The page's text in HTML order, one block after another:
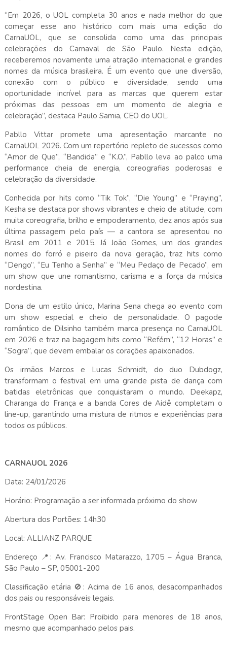
“Em 2026, o UOL completa 30 anos e nada melhor do que
começar esse ano histórico com mais uma edição do
CarnaUOL, que se consolida como uma das principais
celebrações do Carnaval de São Paulo. Nesta edição,
receberemos novamente uma atração internacional e grandes
nomes da música brasileira. É um evento que une diversão,
conexão com o público e diversidade, sendo uma
oportunidade incrível para as marcas que querem estar
próximas das pessoas em um momento de alegria e
celebração”, destaca Paulo Samia, CEO do UOL.
Pabllo Vittar promete uma apresentação marcante no
CarnaUOL 2026. Com um repertório repleto de sucessos como
“Amor de Que”, “Bandida” e “K.O.”, Pabllo leva ao palco uma
performance cheia de energia, coreografias poderosas e
celebração da diversidade.
Conhecida por hits como “Tik Tok”, “Die Young” e “Praying”,
Kesha se destaca por shows vibrantes e cheio de atitude, com
muita coreografia, brilho e empoderamento, dez anos após sua
última passagem pelo país — a cantora se apresentou no
Brasil em 2011 e 2015. Já João Gomes, um dos grandes
nomes do forró e piseiro da nova geração, traz hits como
“Dengo”, “Eu Tenho a Senha” e “Meu Pedaço de Pecado”, em
um show que une romantismo, carisma e a força da música
nordestina.
Dona de um estilo único, Marina Sena chega ao evento com
um show especial e cheio de personalidade. O pagode
romântico de Dilsinho também marca presença no CarnaUOL
em 2026 e traz na bagagem hits como “Refém”, “12 Horas” e
“Sogra”, que devem embalar os corações apaixonados.
Os irmãos Marcos e Lucas Schmidt, do duo Dubdogz,
transformam o festival em uma grande pista de dança com
batidas eletrônicas que conquistaram o mundo. Deekapz,
Charanga do França e a banda Cores de Aidê completam o
line-up, garantindo uma mistura de ritmos e experiências para
todos os públicos.
CARNAUOL 2026
Data: 24/01/2026
Horário: Programação a ser informada próximo do show
Abertura dos Portões: 14h30
Local: ALLIANZ PARQUE
Endereço 📍: Av. Francisco Matarazzo, 1705 – Água Branca,
São Paulo – SP, 05001-200
Classificação etária 🚫: Acima de 16 anos, desacompanhados
dos pais ou responsáveis legais.
FrontStage Open Bar: Proibido para menores de 18 anos,
mesmo que acompanhado pelos pais.